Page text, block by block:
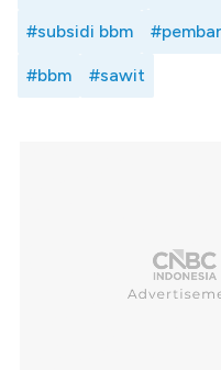
#subsidi bbm
#bbm #sawit